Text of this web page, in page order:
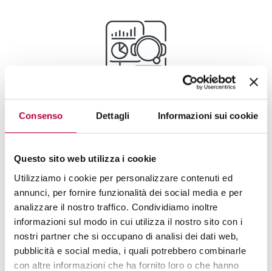
Consenso Dettagli Informazioni sui cookie
Questo sito web utilizza i cookie
Utilizziamo i cookie per personalizzare contenuti ed
annunci, per fornire funzionalità dei social media e per
analizzare il nostro traffico. Condividiamo inoltre
informazioni sul modo in cui utilizza il nostro sito con i
nostri partner che si occupano di analisi dei dati web,
pubblicità e social media, i quali potrebbero combinarle
con altre informazioni che ha fornito loro o che hanno
Contact Center: Reporting, Monitoring e Analytics
Outbound Predictive e Mobile Voice Mail Detection